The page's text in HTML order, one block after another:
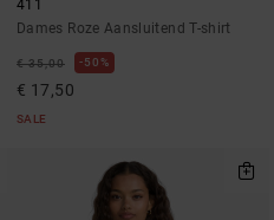
411
Dames Roze Aansluitend T-shirt
€ 35,00 50%
€ 17,50
SALE